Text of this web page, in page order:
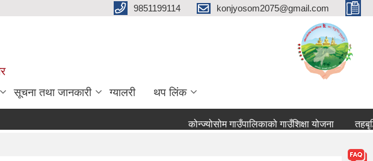
9851199114 konjyosom2075@gmail.com
सूचना तथा जानकारी ग्यालरी थप लिंक
कोन्ज्योसोम गाउँपालिकाको गाउँशिक्षा योजना